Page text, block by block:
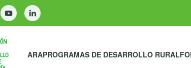
ARAPROGRAMAS DE DESARROLLO RURAL